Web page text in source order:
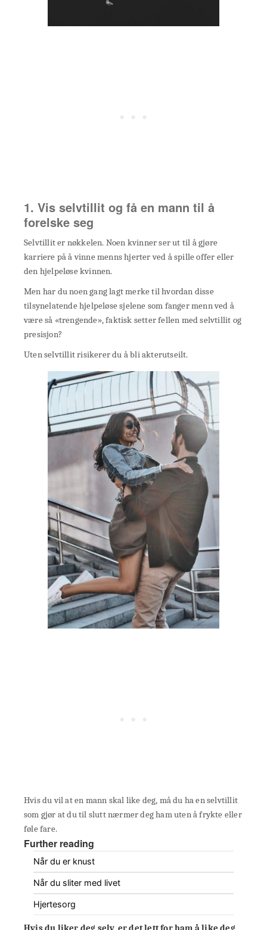
1. Vis selvtillit og få en mann til å
forelske seg
Selvtillit er nøkkelen. Noen kvinner ser ut til å gjøre
karriere på å vinne menns hjerter ved å spille offer eller
den hjelpeløse kvinnen.
Men har du noen gang lagt merke til hvordan disse
tilsynelatende hjelpeløse sjelene som fanger menn ved å
være så «trengende», faktisk setter fellen med selvtillit og
presisjon?
Uten selvtillit risikerer du å bli akterutseilt.
Hvis du vil at en mann skal like deg, må du ha en selvtillit
som gjør at du til slutt nærmer deg ham uten å frykte eller
føle fare.
Further reading
Når du er knust
Når du sliter med livet
Hjertesorg